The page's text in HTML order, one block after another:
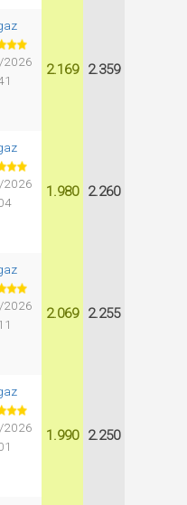
2026
2.169 2.359
2026
1.980 2.260
2026
2.069 2.255
2026
1.990 2.250